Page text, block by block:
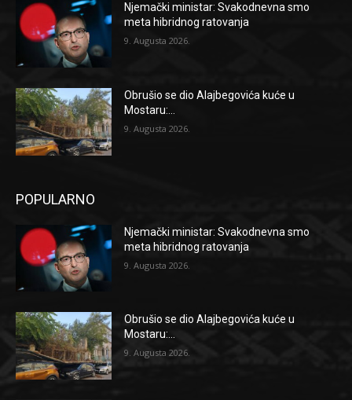
Njemački ministar: Svakodnevna smo
meta hibridnog ratovanja
9. Augusta 2026.
Obrušio se dio Alajbegovića kuće u
Mostaru:...
9. Augusta 2026.
POPULARNO
Njemački ministar: Svakodnevna smo
meta hibridnog ratovanja
9. Augusta 2026.
Obrušio se dio Alajbegovića kuće u
Mostaru:...
9. Augusta 2026.